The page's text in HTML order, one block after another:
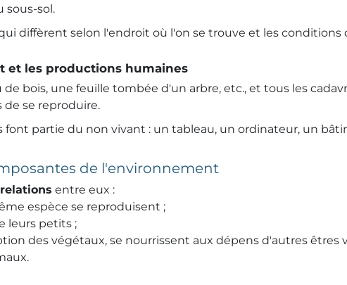
sous-sol.
diffèrent selon l'endroit où l'on se trouve et les conditions
et les productions humaines
de bois, une feuille tombée d'un arbre, etc., et tous les
de se reproduire.
font partie du non vivant : un tableau, un ordinateur, un
de l'environnement
relations entre eux :
espèce se reproduisent ;
leurs petits ;
des végétaux, se nourrissent aux dépens d'autres êtres